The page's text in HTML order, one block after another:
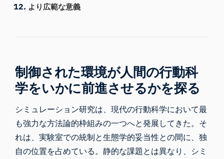
より広範な意義
制御された環境が人間の行動科
学をいかに前進させるかを探る
シミュレーション研究は、現代の行動科学において最
も強力な方法論的枠組みの一つへと発展してきた。そ
れは、実験室での統制と生態学的妥当性との間に、独
自の位置を占めている。静的な課題とは異なり、シミ